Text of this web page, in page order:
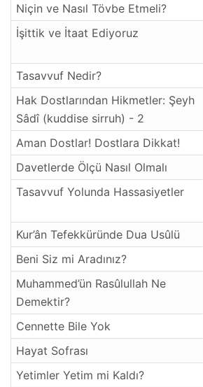
Niçin ve Nasıl Tövbe Etmeli?
İşittik ve İtaat Ediyoruz
Tasavvuf Nedir?
Hak Dostlarından Hikmetler: Şeyh
Sâdî (kuddise sirruh) - 2
Aman Dostlar! Dostlara Dikkat!
Davetlerde Ölçü Nasıl Olmalı
Tasavvuf Yolunda Hassasiyetler
Kur’ân Tefekküründe Dua Usûlü
Beni Siz mi Aradınız?
Muhammed’ün Rasûlullah Ne
Demektir?
Cennette Bile Yok
Hayat Sofrası
Yetimler Yetim mi Kaldı?